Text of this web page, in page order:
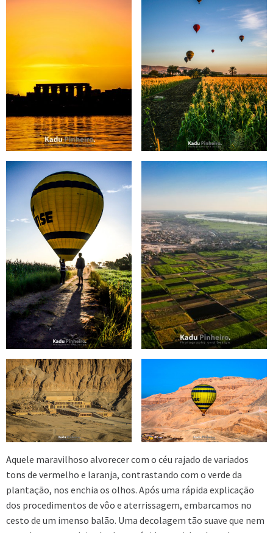
Aquele maravilhoso alvorecer com o céu rajado de variados
tons de vermelho e laranja, contrastando com o verde da
plantação, nos enchia os olhos. Após uma rápida explicação
dos procedimentos de vôo e aterrissagem, embarcamos no
cesto de um imenso balão. Uma decolagem tão suave que nem